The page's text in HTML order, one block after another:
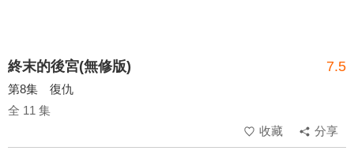
終末的後宮(無修版) 7.5
第8集 復仇
全 11 集
收藏
分享